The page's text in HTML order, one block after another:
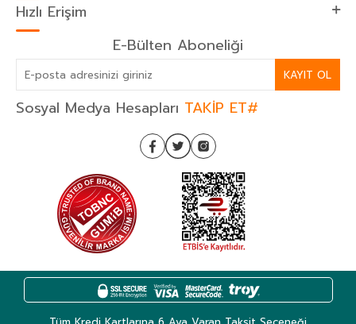
Hızlı Erişim
E-Bülten Aboneliği
KAYIT OL
Sosyal Medya Hesapları TAKİP ET#